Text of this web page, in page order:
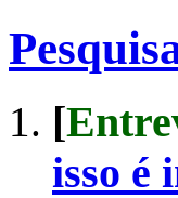
[
isso é